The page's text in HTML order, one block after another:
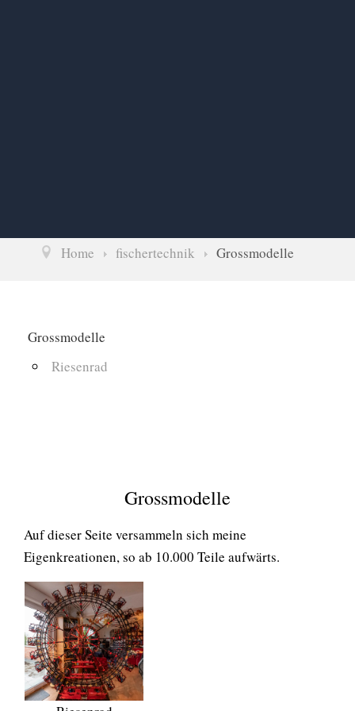
Home fischertechnik Grossmodelle
Grossmodelle
Riesenrad
Grossmodelle
Auf dieser Seite versammeln sich meine
Eigenkreationen, so ab 10.000 Teile aufwärts.